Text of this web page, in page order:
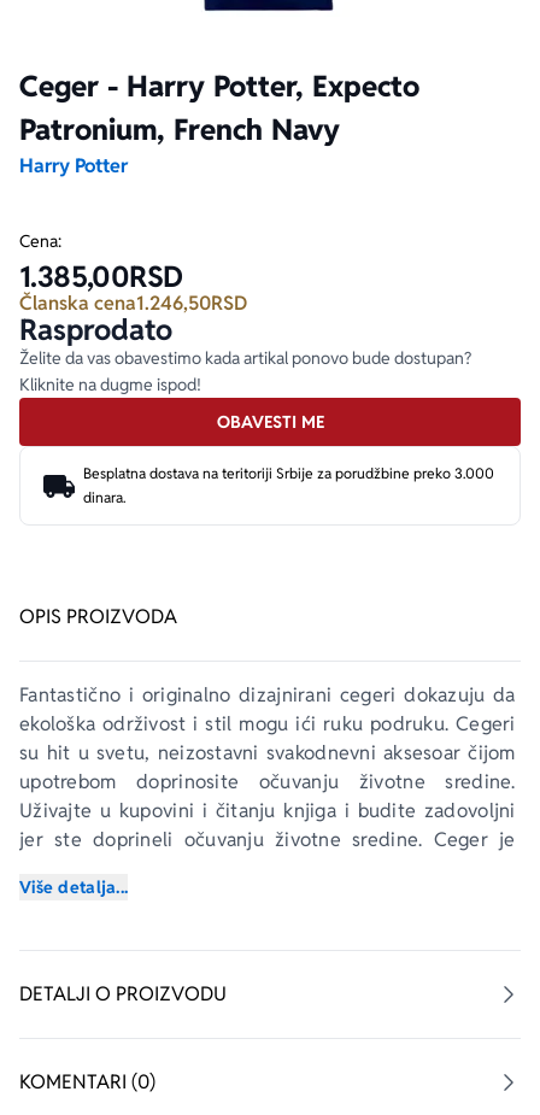
Ceger - Harry Potter, Expecto
Patronium, French Navy
Harry Potter
OPIS PROIZVODA
Fantastično i originalno dizajnirani cegeri dokazuju da
ekološka održivost i stil mogu ići ruku podruku. Cegeri
su hit u svetu, neizostavni svakodnevni aksesoar čijom
upotrebom doprinosite očuvanju životne sredine.
Uživajte u kupovini i čitanju knjiga i budite zadovoljni
jer ste doprineli očuvanju životne sredine. Ceger je
štampane pomoću napredne DTG Kornit Atlas
slike.
Više detalja...
DETALJI O PROIZVODU
KOMENTARI (0)
Cena:
1.385,00RSD
Članska cena1.246,50RSD
Rasprodato
Želite da vas obavestimo kada artikal ponovo bude dostupan?
Kliknite na dugme ispod!
OBAVESTI ME
Besplatna dostava na teritoriji Srbije za porudžbine preko 3.000
dinara.
Za poklon
Autori
Lični razvoj i popularna psihologija
Dejan Tiago-Stanković
Harlan Koben